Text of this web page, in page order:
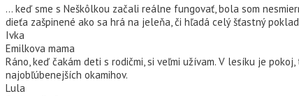
... keď sme s Neškôlkou začali reálne fungovať, bola som
dieťa zašpinené ako sa hrá na jeleňa, či hľadá celý šťastný
Ivka
Emilkova mama
Ráno, keď čakám deti s rodičmi, si veľmi užívam. V lesíku je
najobľúbenejších okamihov.
Lula